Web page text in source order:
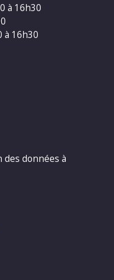
à 16h30
à 16h30
données à